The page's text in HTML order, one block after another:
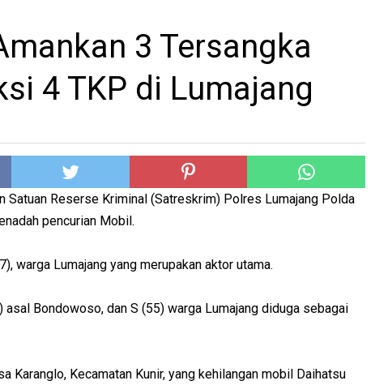
3 Tersangka
4 TKP di Lumajang
Satuan Reserse Kriminal (Satreskrim) Polres Lumajang Polda
pencurian Mobil.
warga Lumajang yang merupakan aktor utama.
Bondowoso, dan S (55) warga Lumajang diduga sebagai
Karanglo, Kecamatan Kunir, yang kehilangan mobil Daihatsu